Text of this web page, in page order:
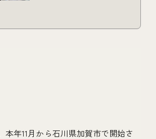
本年11月から石川県加賀市で開始さ